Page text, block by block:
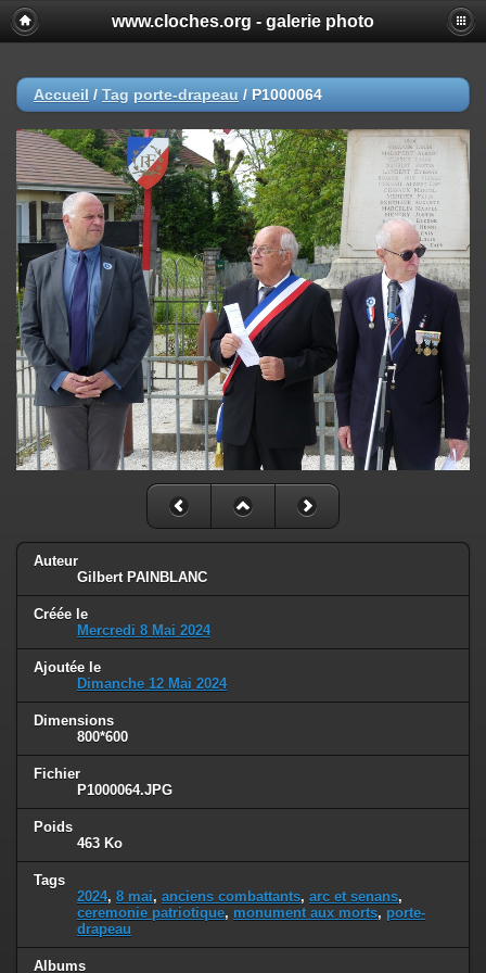
www.cloches.org - galerie photo
Accueil / Tag porte-drapeau / P1000064
Auteur
Gilbert PAINBLANC
Créée le
Mercredi 8 Mai 2024
Ajoutée le
Dimanche 12 Mai 2024
Dimensions
800*600
Fichier
P1000064.JPG
Poids
463 Ko
Tags
2024, 8 mai, anciens combattants, arc et senans,
ceremonie patriotique, monument aux morts, porte-
drapeau
Albums